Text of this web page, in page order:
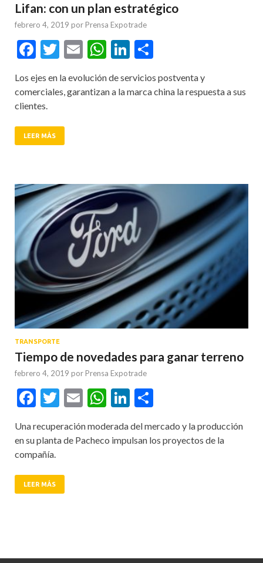
Lifan: con un plan estratégico
febrero 4, 2019 por Prensa Expotrade
Facebook
Twitter
EmailWhatsApp
LinkedIn
Los ejes en la evolución de servicios postventa y
comerciales, garantizan a la marca china la respuesta a sus
clientes.
LEER MÁS
TRANSPORTE
Tiempo de novedades para ganar terreno
febrero 4, 2019 por Prensa Expotrade
Facebook
Twitter
EmailWhatsApp
LinkedIn
Una recuperación moderada del mercado y la producción
en su planta de Pacheco impulsan los proyectos de la
compañía.
LEER MÁS